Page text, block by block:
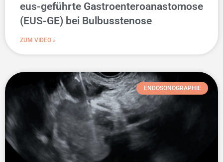
eus-geführte Gastroenteroanastomose
(EUS-GE) bei Bulbusstenose
ZUM VIDEO »
ENDOSONOGRAPHIE